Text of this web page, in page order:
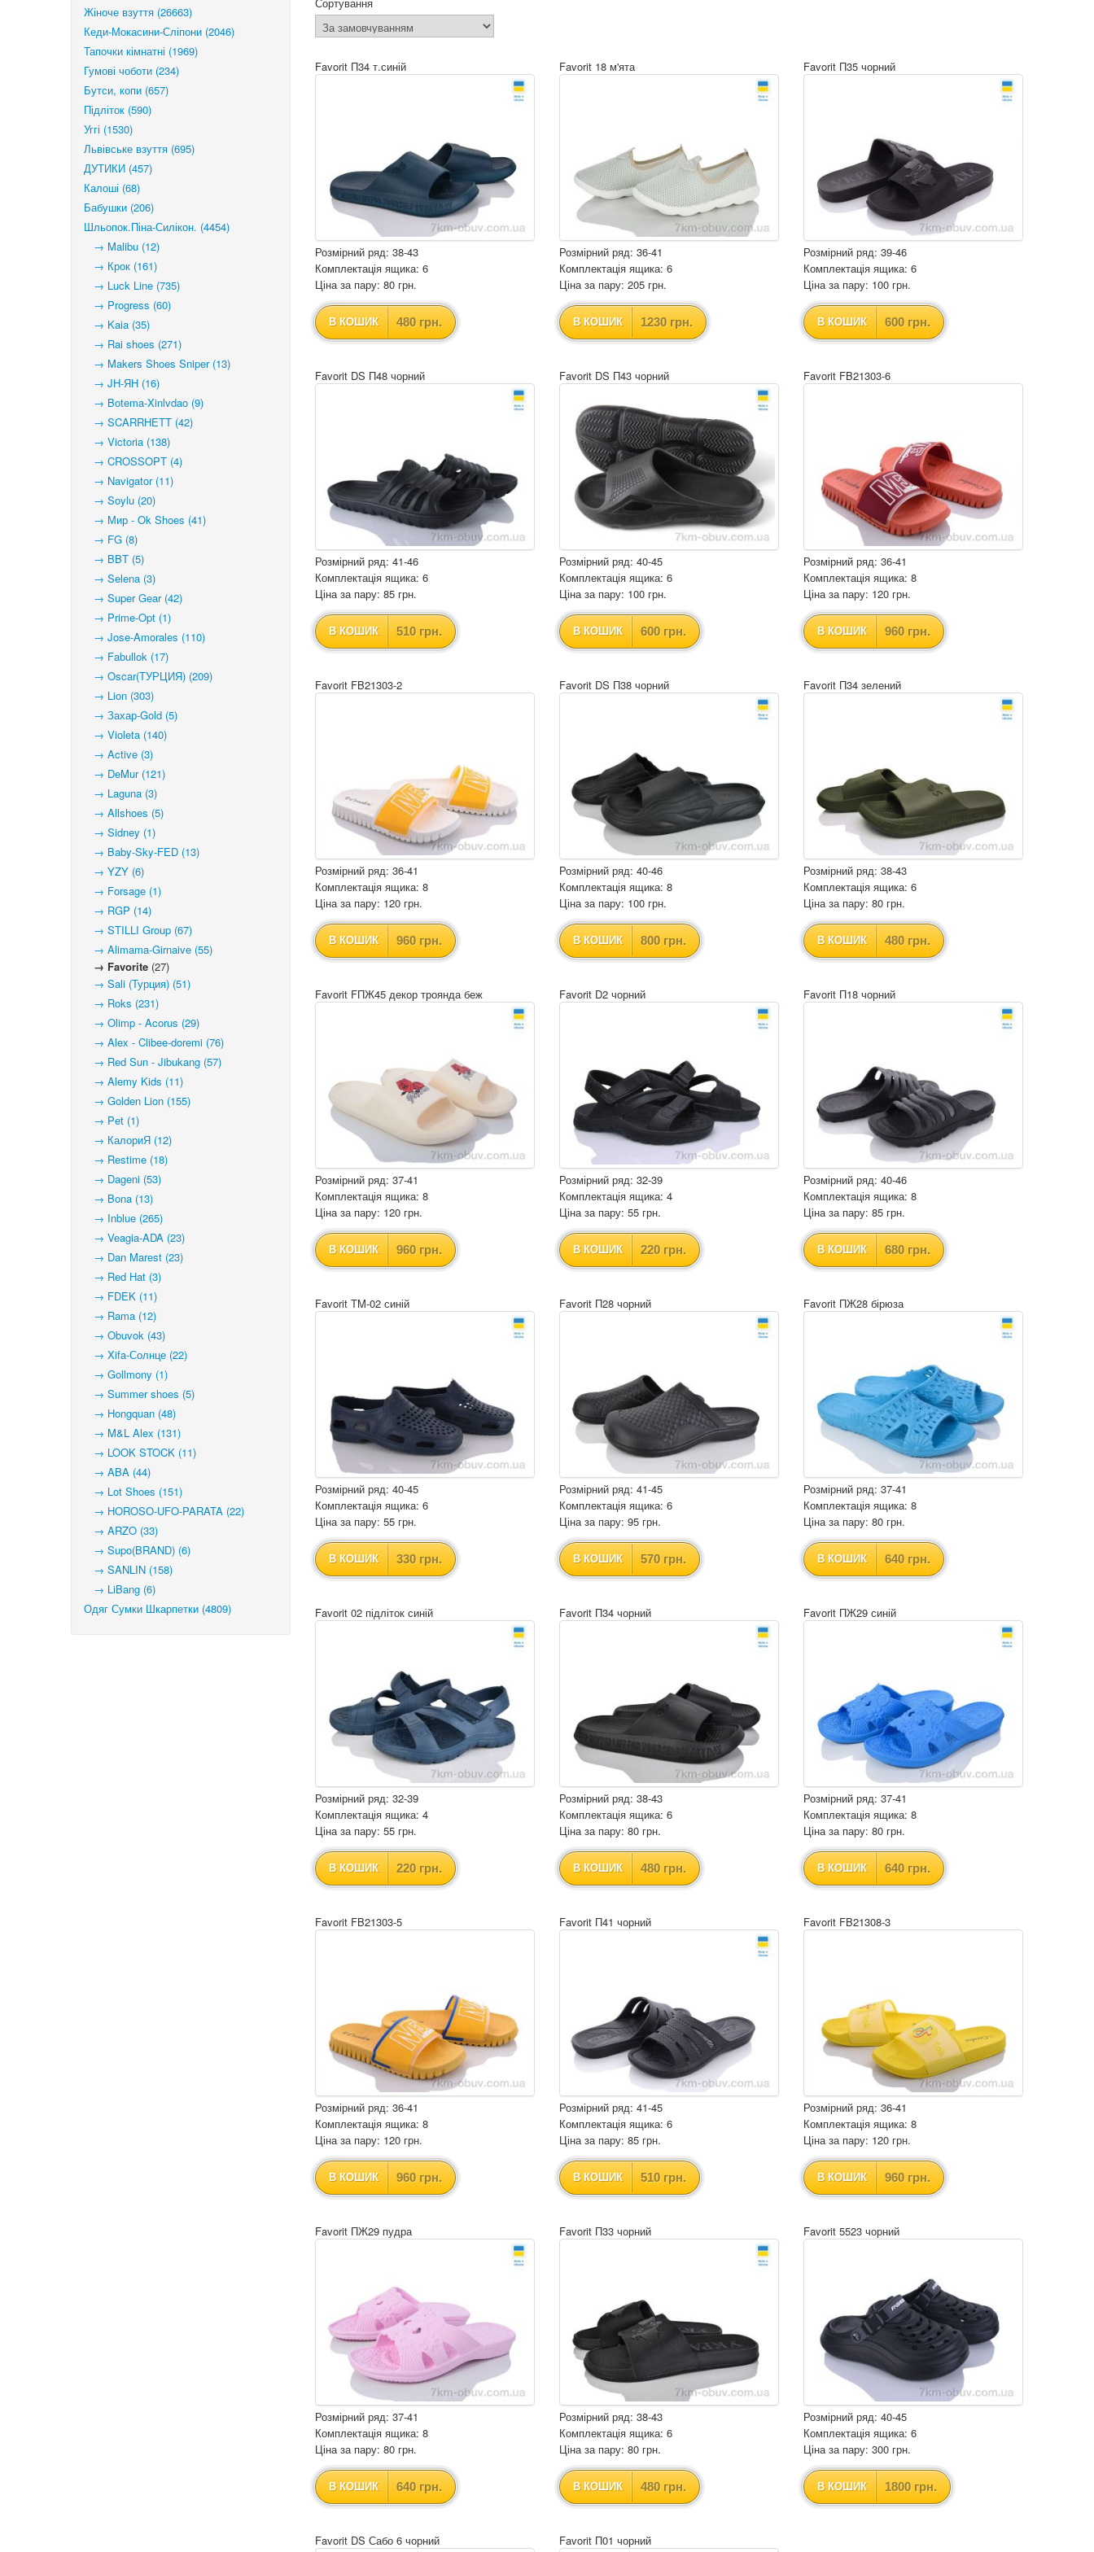
Жіноче взуття (26663)
Кеди-Мокасини-Сліпони (2046)
Тапочки кімнатні (1969)
Гумові чоботи (234)
Бутси, копи (657)
Підліток (590)
Уггі (1530)
Львівське взуття (695)
ДУТИКИ (457)
Калоші (68)
Бабушки (206)
Шльопок.Піна-Силікон. (4454)
→ Malibu (12)
→ Крок (161)
→ Luck Line (735)
→ Progress (60)
→ Kaia (35)
→ Rai shoes (271)
→ Makers Shoes Sniper (13)
→ JH-ЯН (16)
→ Botema-Xinlvdao (9)
→ SCARRHETT (42)
→ Victoria (138)
→ CROSSOPT (4)
→ Navigator (11)
→ Soylu (20)
→ Мир - Ok Shoes (41)
→ FG (8)
→ BBT (5)
→ Selena (3)
→ Super Gear (42)
→ Prime-Opt (1)
→ Jose-Amorales (110)
→ Fabullok (17)
→ Oscar(ТУРЦИЯ) (209)
→ Lion (303)
→ Захар-Gold (5)
→ Violeta (140)
→ Active (3)
→ DeMur (121)
→ Laguna (3)
→ Allshoes (5)
→ Sidney (1)
→ Baby-Sky-FED (13)
→ YZY (6)
→ Forsage (1)
→ RGP (14)
→ STILLI Group (67)
→ Alimama-Girnaive (55)
→ Favorite (27)
→ Sali (Турция) (51)
→ Roks (231)
→ Olimp - Acorus (29)
→ Alex - Clibee-doremi (76)
→ Red Sun - Jibukang (57)
→ Alemy Kids (11)
→ Golden Lion (155)
→ Pet (1)
→ КалориЯ (12)
→ Restime (18)
→ Dageni (53)
→ Bona (13)
→ Inblue (265)
→ Veagia-ADA (23)
→ Dan Marest (23)
→ Red Hat (3)
→ FDEK (11)
→ Rama (12)
→ Obuvok (43)
→ Xifa-Солнце (22)
→ Gollmony (1)
→ Summer shoes (5)
→ Hongquan (48)
→ M&L Alex (131)
→ LOOK STOCK (11)
→ ABA (44)
→ Lot Shoes (151)
→ HOROSO-UFO-PARATA (22)
→ ARZO (33)
→ Supo(BRAND) (6)
→ SANLIN (158)
→ LiBang (6)
Одяг Сумки Шкарпетки (4809)
Favorit П34 т.синій
Розмірний ряд: 38-43
Комплектація ящика: 6
Ціна за пару: 80 грн.
В КОШИК 480 грн.
Favorit 18 м'ята
Розмірний ряд: 36-41
Комплектація ящика: 6
Ціна за пару: 205 грн.
В КОШИК 1230 грн.
Favorit П35 чорний
Розмірний ряд: 39-46
Комплектація ящика: 6
Ціна за пару: 100 грн.
В КОШИК 600 грн.
Favorit DS П48 чорний
Розмірний ряд: 41-46
Комплектація ящика: 6
Ціна за пару: 85 грн.
В КОШИК 510 грн.
Favorit DS П43 чорний
Розмірний ряд: 40-45
Комплектація ящика: 6
Ціна за пару: 100 грн.
В КОШИК 600 грн.
Favorit FB21303-6
Розмірний ряд: 36-41
Комплектація ящика: 8
Ціна за пару: 120 грн.
В КОШИК 960 грн.
Favorit FB21303-2
Розмірний ряд: 36-41
Комплектація ящика: 8
Ціна за пару: 120 грн.
В КОШИК 960 грн.
Favorit DS П38 чорний
Розмірний ряд: 40-46
Комплектація ящика: 8
Ціна за пару: 100 грн.
В КОШИК 800 грн.
Favorit П34 зелений
Розмірний ряд: 38-43
Комплектація ящика: 6
Ціна за пару: 80 грн.
В КОШИК 480 грн.
Favorit FПЖ45 декор троянда беж
Розмірний ряд: 37-41
Комплектація ящика: 8
Ціна за пару: 120 грн.
В КОШИК 960 грн.
Favorit D2 чорний
Розмірний ряд: 32-39
Комплектація ящика: 4
Ціна за пару: 55 грн.
В КОШИК 220 грн.
Favorit П18 чорний
Розмірний ряд: 40-46
Комплектація ящика: 8
Ціна за пару: 85 грн.
В КОШИК 680 грн.
Favorit TM-02 синій
Розмірний ряд: 40-45
Комплектація ящика: 6
Ціна за пару: 55 грн.
В КОШИК 330 грн.
Favorit П28 чорний
Розмірний ряд: 41-45
Комплектація ящика: 6
Ціна за пару: 95 грн.
В КОШИК 570 грн.
Favorit ПЖ28 бірюза
Розмірний ряд: 37-41
Комплектація ящика: 8
Ціна за пару: 80 грн.
В КОШИК 640 грн.
Favorit 02 підліток синій
Розмірний ряд: 32-39
Комплектація ящика: 4
Ціна за пару: 55 грн.
В КОШИК 220 грн.
Favorit П34 чорний
Розмірний ряд: 38-43
Комплектація ящика: 6
Ціна за пару: 80 грн.
В КОШИК 480 грн.
Favorit ПЖ29 синій
Розмірний ряд: 37-41
Комплектація ящика: 8
Ціна за пару: 80 грн.
В КОШИК 640 грн.
Favorit FB21303-5
Розмірний ряд: 36-41
Комплектація ящика: 8
Ціна за пару: 120 грн.
В КОШИК 960 грн.
Favorit П41 чорний
Розмірний ряд: 41-45
Комплектація ящика: 6
Ціна за пару: 85 грн.
В КОШИК 510 грн.
Favorit FB21308-3
Розмірний ряд: 36-41
Комплектація ящика: 8
Ціна за пару: 120 грн.
В КОШИК 960 грн.
Favorit ПЖ29 пудра
Розмірний ряд: 37-41
Комплектація ящика: 8
Ціна за пару: 80 грн.
В КОШИК 640 грн.
Favorit П33 чорний
Розмірний ряд: 38-43
Комплектація ящика: 6
Ціна за пару: 80 грн.
В КОШИК 480 грн.
Favorit 5523 чорний
Розмірний ряд: 40-45
Комплектація ящика: 6
Ціна за пару: 300 грн.
В КОШИК 1800 грн.
Favorit DS Сабо 6 чорний Favorit П01 чорний